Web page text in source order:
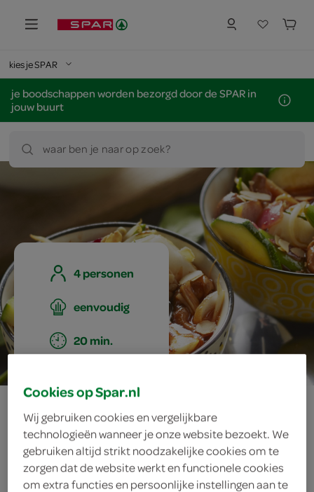
kies je SPAR
je boodschappen worden bezorgd door de SPAR in
jouw buurt
waar ben je naar op zoek?
4 personen
eenvoudig
20 min.
groentewok met
naanbrood
Cookies op Spar.nl
Wij gebruiken cookies en vergelijkbare
technologieën wanneer je onze website bezoekt. We
gebruiken altijd strikt noodzakelijke cookies om te
zorgen dat de website werkt en functionele cookies
om extra functies en persoonlijke instellingen aan te